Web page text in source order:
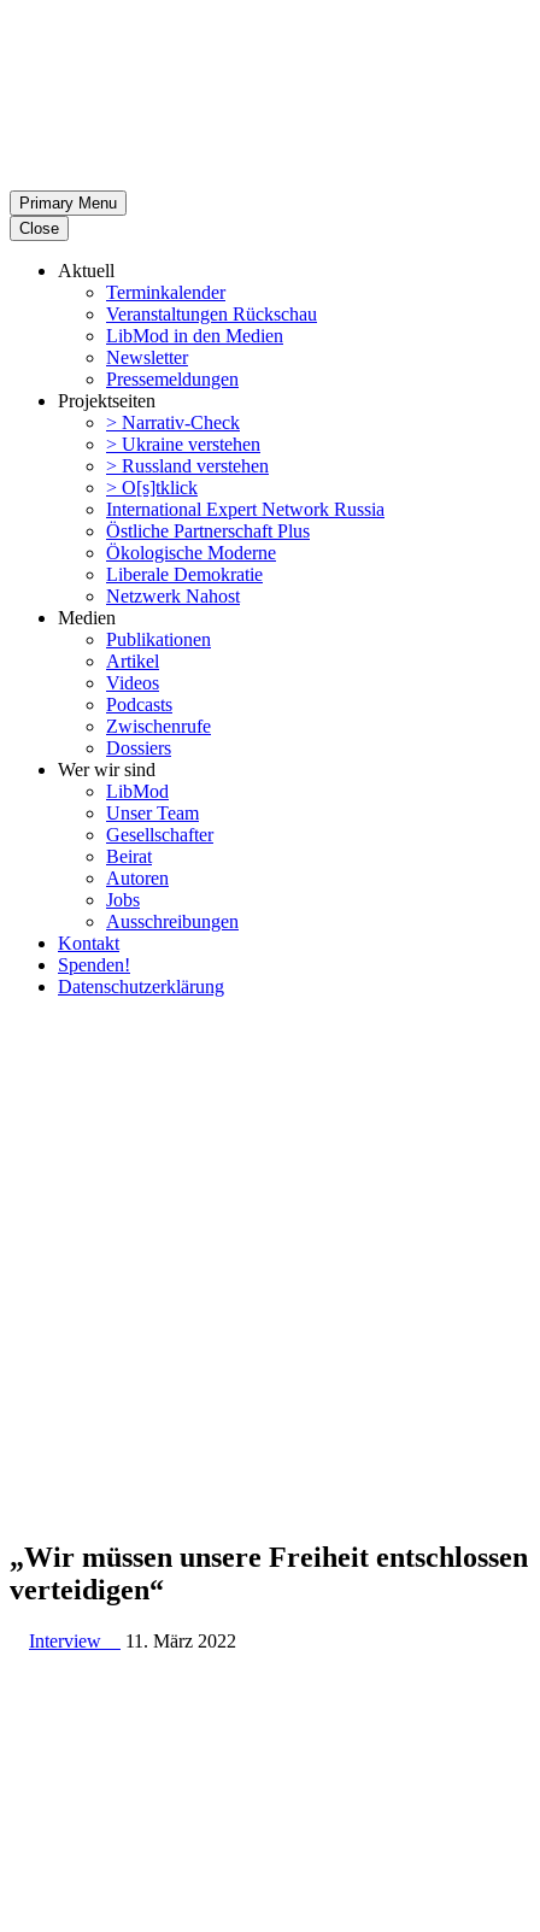
Primary Menu
Close
Aktuell
Termin­ka­lender
Veran­stal­tungen Rückschau
LibMod in den Medien
Newsletter
Presse­mel­dungen
Projekt­seiten
> Narrativ-Check
> Ukraine verstehen
> Russland verstehen
> O[s]tklick
Inter­na­tional Expert Network Russia
Östliche Partner­schaft Plus
Ökolo­gische Moderne
Liberale Demokratie
Netzwerk Nahost
Medien
Publi­ka­tionen
Artikel
Videos
Podcasts
Zwischenrufe
Dossiers
Wer wir sind
LibMod
Unser Team
Gesell­schafter
Beirat
Autoren
Jobs
Ausschrei­bungen
Kontakt
Spenden!
Daten­schutz­er­klärung
„Wir müssen unsere Freiheit entschlossen
verteidigen“
Interview 11. März 2022